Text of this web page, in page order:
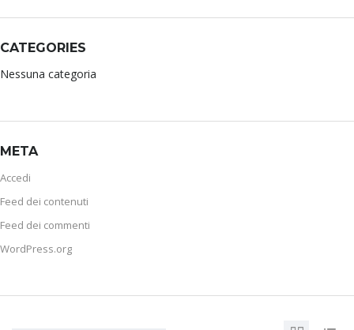
CATEGORIES
Nessuna categoria
META
Accedi
Feed dei contenuti
Feed dei commenti
WordPress.org